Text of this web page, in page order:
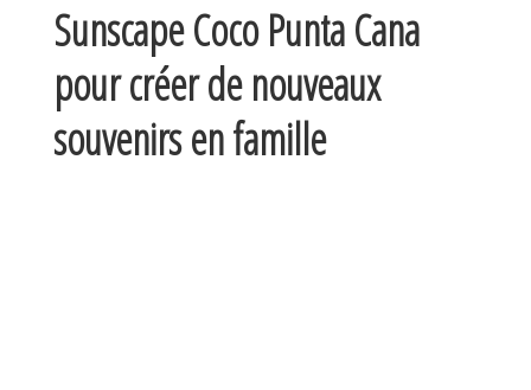
Sunscape Coco Punta Cana
pour créer de nouveaux
souvenirs en famille